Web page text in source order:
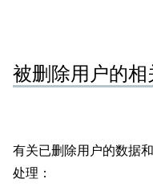
被删除用户的相
有关已删除用户的数据
处理：